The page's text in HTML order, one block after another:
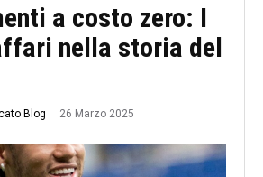
a costo zero: I
nella storia del
Blog 26 Marzo 2025